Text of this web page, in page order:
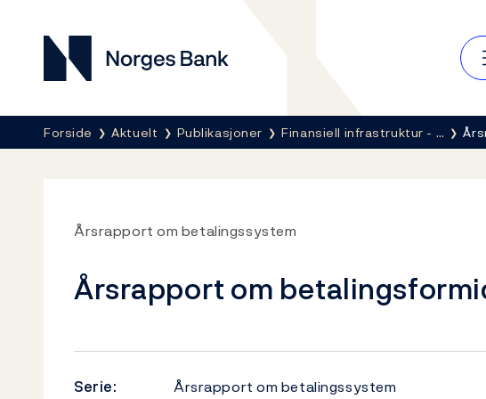
Norges Bank
Her er du nå:
Forside Aktuelt Publikasjoner Finansiell infrastruktur - …
Årsrapport om betalingssystem
Årsrapport om
Serie:
Årsrapport om betalingssystem